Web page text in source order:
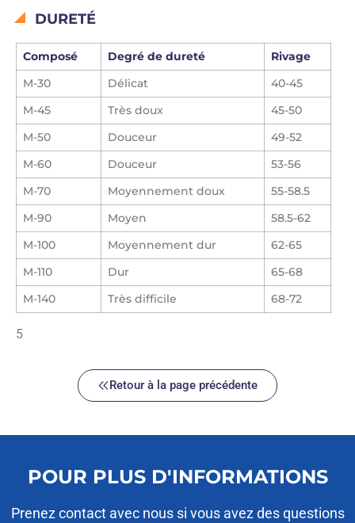
DURETÉ
Composé Degré de dureté
Rivage
M-30
Délicat
40-45
M-45
Très doux
45-50
M-50
Douceur
49-52
M-60
Douceur
53-56
M-70
Moyennement doux
55-58.5
M-90
Moyen
58.5-62
M-100
Moyennement dur
62-65
M-110
Dur
65-68
M-140
Très difficile 68-72
5
Retour à la page précédente
POUR PLUS D'INFORMATIONS
Prenez contact avec nous si vous avez des questions